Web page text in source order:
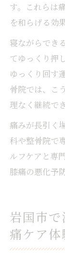
す。これらは
を和らげる効
寝ながらでき
てゆっくり押
ゆっくり回す
骨院では、こ
理なく継続で
痛みが長引く
科や整骨院で
ルフケアと専
膝痛の悪化予
岩国市
痛ケア体